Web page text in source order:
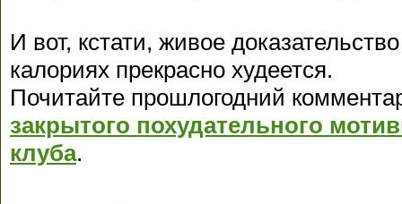
И вот, кстати, живое
калориях прекрасно худеется.
Почитайте прошлогодний
закрытого похудательного
клуба.